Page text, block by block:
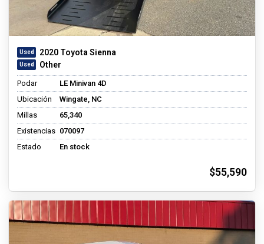
2020 Toyota Sienna
Other
Podar
LE Minivan 4D
Ubicación
Wingate, NC
Millas
65,340
Existencias 070097
Estado
En stock
$55,590